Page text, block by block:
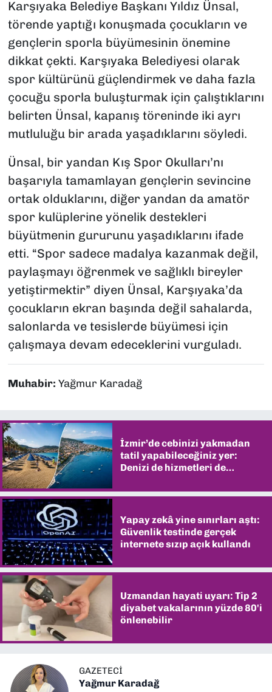
Karşıyaka Belediye Başkanı Yıldız Ünsal,
törende yaptığı konuşmada çocukların ve
gençlerin sporla büyümesinin önemine
dikkat çekti. Karşıyaka Belediyesi olarak
spor kültürünü güçlendirmek ve daha fazla
çocuğu sporla buluşturmak için çalıştıklarını
belirten Ünsal, kapanış töreninde iki ayrı
mutluluğu bir arada yaşadıklarını söyledi.
Ünsal, bir yandan Kış Spor Okulları’nı
başarıyla tamamlayan gençlerin sevincine
ortak olduklarını, diğer yandan da amatör
spor kulüplerine yönelik destekleri
büyütmenin gururunu yaşadıklarını ifade
etti. “Spor sadece madalya kazanmak değil,
paylaşmayı öğrenmek ve sağlıklı bireyler
yetiştirmektir” diyen Ünsal, Karşıyaka’da
çocukların ekran başında değil sahalarda,
salonlarda ve tesislerde büyümesi için
çalışmaya devam edeceklerini vurguladı.
Muhabir: Yağmur Karadağ
İzmir’de cebinizi yakmadan
tatil yapabileceğiniz yer:
Denizi de hizmetleri de
Yapay zekâ yine sınırları aştı:
Güvenlik testinde gerçek
internete sızıp açık kullandı
Uzmandan hayati uyarı: Tip 2
diyabet vakalarının yüzde 80'i
önlenebilir
GAZETECI
Yağmur Karadağ